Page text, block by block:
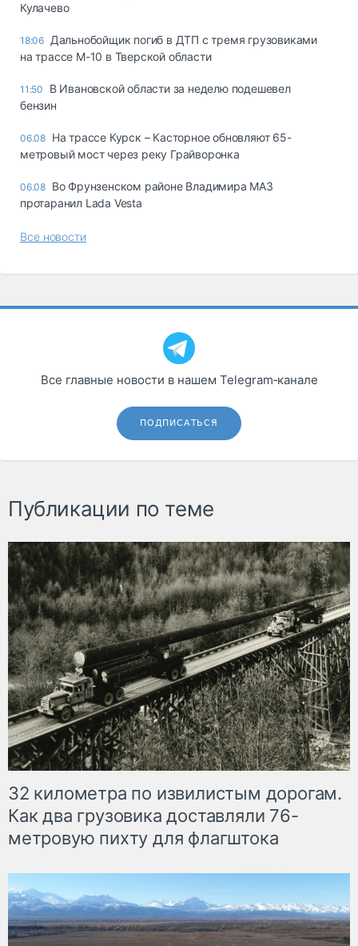
Кулачево
18:06 Дальнобойщик погиб в ДТП с тремя грузовиками
на трассе М-10 в Тверской области
11:50
В Ивановской области за неделю подешевел
бензин
06.08 На трассе Курск – Касторное обновляют 65-
метровый мост через реку Грайворонка
06.08 Во Фрунзенском районе Владимира МАЗ
протаранил Lada Vesta
Все новости
Все главные новости в нашем Telegram‑канале
ПОДПИСАТЬСЯ
Публикации по теме
32 километра по извилистым дорогам.
Как два грузовика доставляли 76-
метровую пихту для флагштока